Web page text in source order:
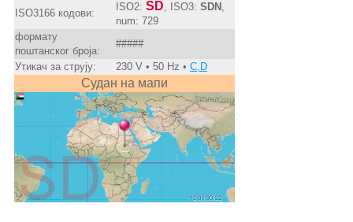
ISO3166 кодови:
ISO2: SD , ISO3: SDN,
num: 729
формату
поштанског броја:
#####
Утикач за струју:
230 V • 50 Hz • C,D
Судан на мапи